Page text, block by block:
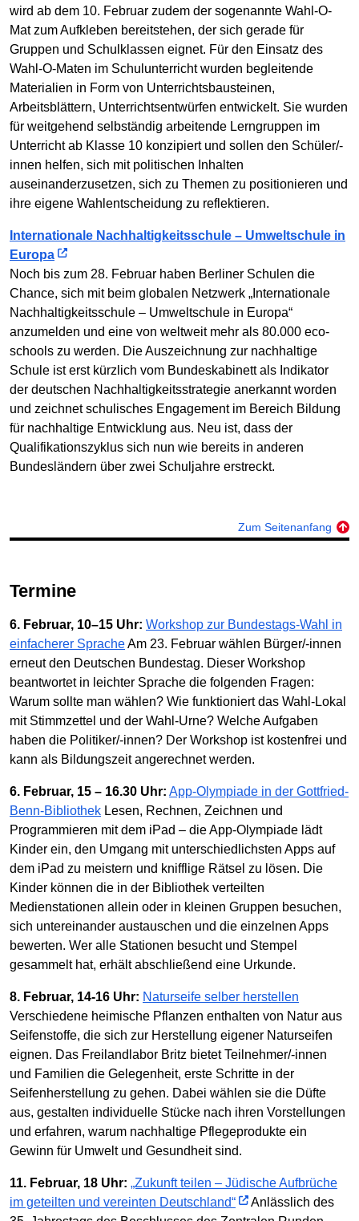
wird ab dem 10. Februar zudem der sogenannte Wahl-O-
Mat zum Aufkleben bereitstehen, der sich gerade für
Gruppen und Schulklassen eignet. Für den Einsatz des
Wahl-O-Maten im Schulunterricht wurden begleitende
Materialien in Form von Unterrichtsbausteinen,
Arbeitsblättern, Unterrichtsentwürfen entwickelt. Sie wurden
für weitgehend selbständig arbeitende Lerngruppen im
Unterricht ab Klasse 10 konzipiert und sollen den Schüler/-
innen helfen, sich mit politischen Inhalten
auseinanderzusetzen, sich zu Themen zu positionieren und
ihre eigene Wahlentscheidung zu reflektieren.
Internationale Nachhaltigkeitsschule – Umweltschule in
Europa
Noch bis zum 28. Februar haben Berliner Schulen die
Chance, sich mit beim globalen Netzwerk „Internationale
Nachhaltigkeitsschule – Umweltschule in Europa“
anzumelden und eine von weltweit mehr als 80.000 eco-
schools zu werden. Die Auszeichnung zur nachhaltige
Schule ist erst kürzlich vom Bundeskabinett als Indikator
der deutschen Nachhaltigkeitsstrategie anerkannt worden
und zeichnet schulisches Engagement im Bereich Bildung
für nachhaltige Entwicklung aus. Neu ist, dass der
Qualifikationszyklus sich nun wie bereits in anderen
Bundesländern über zwei Schuljahre erstreckt.
Zum Seitenanfang
Termine
6. Februar, 10–15 Uhr: Workshop zur Bundestags-Wahl in
einfacherer SpracheAm 23. Februar wählen Bürger/-innen
erneut den Deutschen Bundestag. Dieser Workshop
beantwortet in leichter Sprache die folgenden Fragen:
Warum sollte man wählen? Wie funktioniert das Wahl-Lokal
mit Stimmzettel und der Wahl-Urne? Welche Aufgaben
haben die Politiker/-innen? Der Workshop ist kostenfrei und
kann als Bildungszeit angerechnet werden.
6. Februar, 15 – 16.30 Uhr: App-Olympiade in der Gottfried-
Benn-Bibliothek Lesen, Rechnen, Zeichnen und
Programmieren mit dem iPad – die App-Olympiade lädt
Kinder ein, den Umgang mit unterschiedlichsten Apps auf
dem iPad zu meistern und knifflige Rätsel zu lösen. Die
Kinder können die in der Bibliothek verteilten
Medienstationen allein oder in kleinen Gruppen besuchen,
sich untereinander austauschen und die einzelnen Apps
bewerten. Wer alle Stationen besucht und Stempel
gesammelt hat, erhält abschließend eine Urkunde.
8. Februar, 14-16 Uhr: Naturseife selber herstellen
Verschiedene heimische Pflanzen enthalten von Natur aus
Seifenstoffe, die sich zur Herstellung eigener Naturseifen
eignen. Das Freilandlabor Britz bietet Teilnehmer/-innen
und Familien die Gelegenheit, erste Schritte in der
Seifenherstellung zu gehen. Dabei wählen sie die Düfte
aus, gestalten individuelle Stücke nach ihren Vorstellungen
und erfahren, warum nachhaltige Pflegeprodukte ein
Gewinn für Umwelt und Gesundheit sind.
11. Februar, 18 Uhr: „Zukunft teilen – Jüdische Aufbrüche
im geteilten und vereinten Deutschland“
Anlässlich des